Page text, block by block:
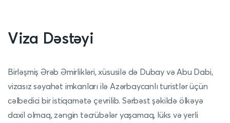
Viza Dəstəyi
Birləşmiş Ərəb Əmirlikləri, xüsusilə də Dubay və Abu Dabi,
vizasız səyahət imkanları ilə Azərbaycanlı turistlər üçün
cəlbedici bir istiqamətə çevrilib. Sərbəst şəkildə ölkəyə
daxil olmaq, zəngin təcrübələr yaşamaq, lüks və yerli